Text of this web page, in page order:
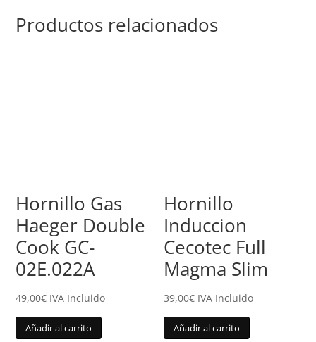
Productos relacionados
Hornillo Gas
Haeger Double
Cook GC-
02E.022A
49,00€ IVA Incluido
Añadir al carrito
Hornillo
Induccion
Cecotec Full
Magma Slim
39,00€ IVA Incluido
Añadir al carrito